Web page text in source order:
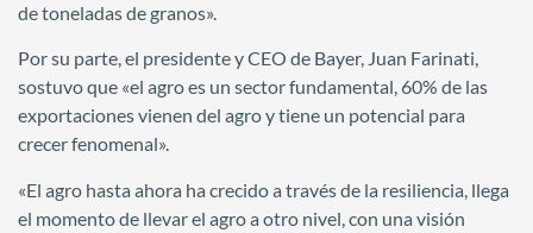
de toneladas de granos».
Por su parte, el presidente y CEO de Bayer, Juan Farinati,
sostuvo que «el agro es un sector fundamental, 60% de las
exportaciones vienen del agro y tiene un potencial para
crecer fenomenal».
«El agro hasta ahora ha crecido a través de la resiliencia, llega
el momento de llevar el agro a otro nivel, con una visión